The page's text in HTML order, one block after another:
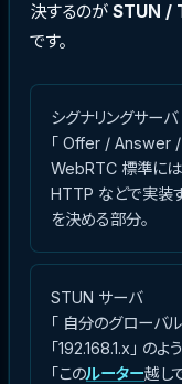
決するのが STUN /
です。
シグナリングサーバ
「 Offer / Answer /
WebRTC 標準には
HTTP などで実装
を決める部分。
STUN サーバ
「 自分のグローバ
「192.168.1.x」 のよ
「このルーター越し